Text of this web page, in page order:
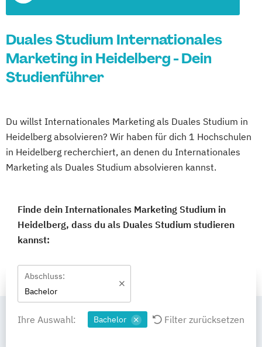
Duales Studium Internationales
Marketing in Heidelberg - Dein
Studienführer
Du willst Internationales Marketing als Duales Studium in
Heidelberg absolvieren? Wir haben für dich 1 Hochschulen
in Heidelberg recherchiert, an denen du Internationales
Marketing als Duales Studium absolvieren kannst.
Finde dein Internationales Marketing Studium in
Heidelberg, dass du als Duales Studium studieren
kannst:
Abschluss:
Bachelor
Ihre Auswahl: Bachelor Filter zurücksetzen